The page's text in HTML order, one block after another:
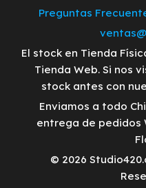
Preguntas
El stock en Tienda
Tienda Web. Si nos
stock antes con
Enviamos a todo
entrega de pedidos
© 2026